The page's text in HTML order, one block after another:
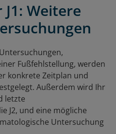
Weitere
Fußfehlstellung, werden
konkrete Zeitplan und
Außerdem wird Ihr
letzte
J2, und eine mögliche
Untersuchung